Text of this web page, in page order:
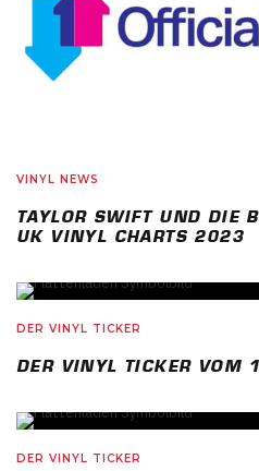
VINYL NEWS
TAYLOR SWIFT UND DIE
UK VINYL CHARTS 2023
DER VINYL TICKER
DER VINYL TICKER
DER VINYL TICKER